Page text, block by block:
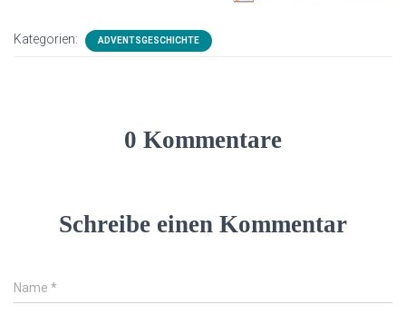
Kategorien: ADVENTSGESCHICHTE
0 Kommentare
Schreibe einen Kommentar
Name *